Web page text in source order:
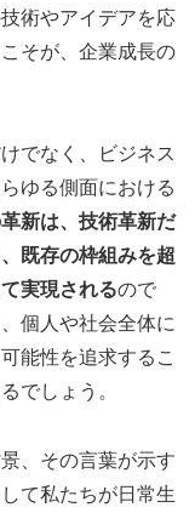
術やアイデアを応
そが、企業成長の
でなく、ビジネス
ゆる側面における
新は、技術革新だ
既存の枠組みを超
実現されるので
個人や社会全体に
能性を追求するこ
でしょう。
、その言葉が示す
て私たちが日常生